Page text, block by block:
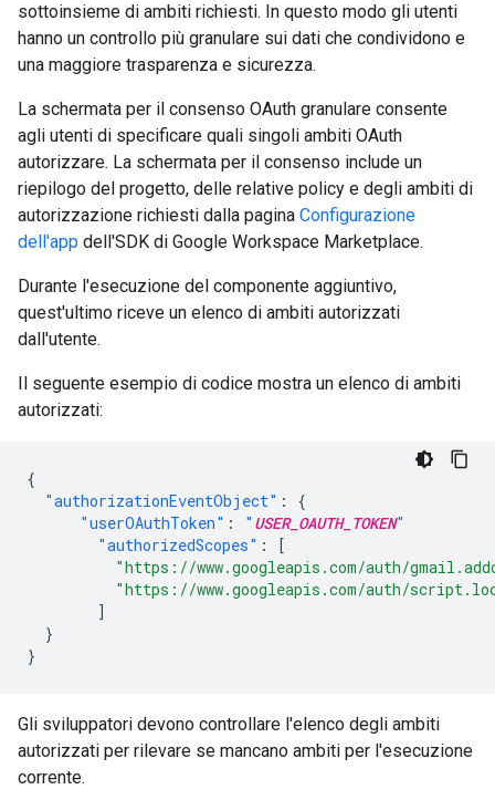
sottoinsieme di ambiti richiesti. In questo modo gli utenti
hanno un controllo più granulare sui dati che condividono e
una maggiore trasparenza e sicurezza.
La schermata per il consenso OAuth granulare consente
agli utenti di specificare quali singoli ambiti OAuth
autorizzare. La schermata per il consenso include un
riepilogo del progetto, delle relative policy e degli ambiti di
autorizzazione richiesti dalla pagina Configurazione
dell'app dell'SDK di Google Workspace Marketplace.
Durante l'esecuzione del componente aggiuntivo,
quest'ultimo riceve un elenco di ambiti autorizzati
dall'utente.
Il seguente esempio di codice mostra un elenco di ambiti
autorizzati:
{
"authorizationEventObject" :
{
"userOAuthToken" : " USER_OAUTH_TOKEN"
"authorizedScopes" :
[
"https://www.googleapis.com/auth/
"https://www.googleapis.com/auth/
]
}
}
Gli sviluppatori devono controllare l'elenco degli ambiti
autorizzati per rilevare se mancano ambiti per l'esecuzione
corrente.